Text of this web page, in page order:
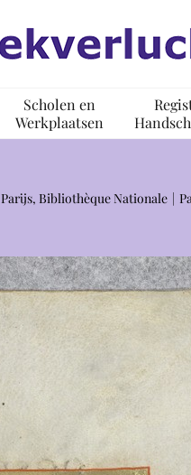
Scholen en
Werkplaatsen
Parijs, Bibliothèque Nationale